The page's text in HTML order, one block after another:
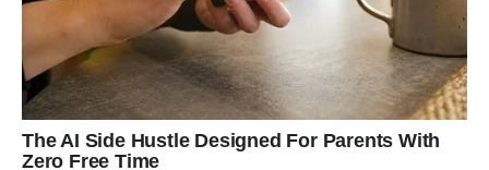
RAK
Rakovi su među najvećim miljenicima sudbine ovog
perioda.